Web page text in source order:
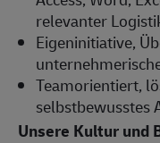
relevanter
Eigeninitiative,
Teamorientiert,
selbstbewusstes
Unsere Kultur und